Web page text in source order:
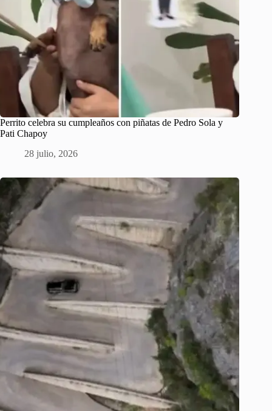
Perrito celebra su cumpleaños con piñatas de Pedro Sola y
Pati Chapoy
28 julio, 2026